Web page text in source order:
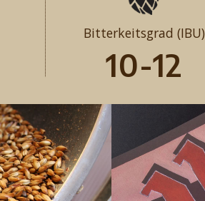
Bitterkeitsgrad (IBU)
10-12